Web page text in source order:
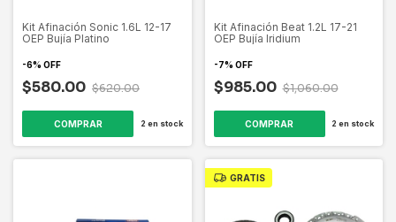
Kit Afinación Sonic 1.6L 12-17
OEP Bujía Platino
-6% OFF
$580.00 $620.00
2 en stock
Kit Afinación Beat 1.2L 17-21
OEP Bujía Iridium
-7% OFF
$985.00 $1,060.00
2 en stock
GRATIS